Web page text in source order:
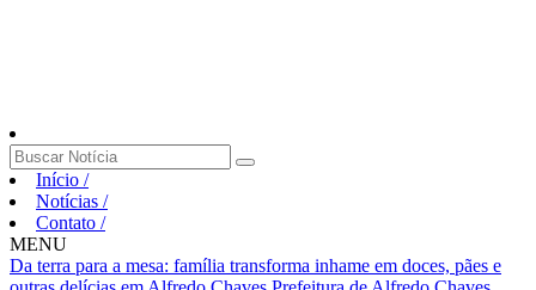
Início /
Notícias /
Contato /
MENU
Da terra para a mesa: família transforma inhame em doces, pães e